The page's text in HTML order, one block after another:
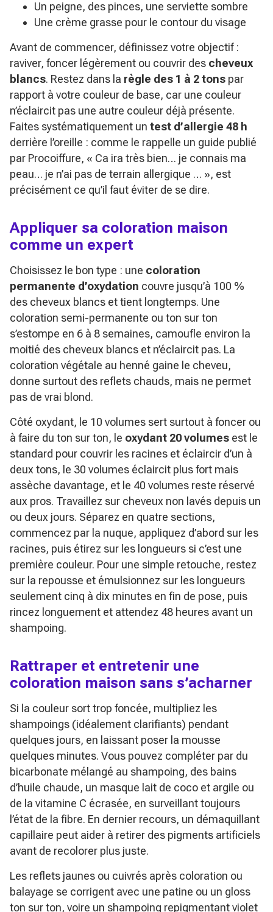
Un peigne, des pinces, une serviette sombre
Une crème grasse pour le contour du visage
Avant de commencer, définissez votre objectif :
raviver, foncer légèrement ou couvrir des cheveux
blancs. Restez dans la règle des 1 à 2 tons par
rapport à votre couleur de base, car une couleur
n’éclaircit pas une autre couleur déjà présente.
Faites systématiquement un test d’allergie 48 h
derrière l’oreille : comme le rappelle un guide publié
par Procoiffure, « Ca ira très bien… je connais ma
peau… je n’ai pas de terrain allergique … », est
précisément ce qu’il faut éviter de se dire.
Appliquer sa coloration maison
comme un expert
Choisissez le bon type : une coloration
permanente d’oxydation couvre jusqu’à 100 %
des cheveux blancs et tient longtemps. Une
coloration semi-permanente ou ton sur ton
s’estompe en 6 à 8 semaines, camoufle environ la
moitié des cheveux blancs et n’éclaircit pas. La
coloration végétale au henné gaine le cheveu,
donne surtout des reflets chauds, mais ne permet
pas de vrai blond.
Côté oxydant, le 10 volumes sert surtout à foncer ou
à faire du ton sur ton, le oxydant 20 volumes est le
standard pour couvrir les racines et éclaircir d’un à
deux tons, le 30 volumes éclaircit plus fort mais
assèche davantage, et le 40 volumes reste réservé
aux pros. Travaillez sur cheveux non lavés depuis un
ou deux jours. Séparez en quatre sections,
commencez par la nuque, appliquez d’abord sur les
racines, puis étirez sur les longueurs si c’est une
première couleur. Pour une simple retouche, restez
sur la repousse et émulsionnez sur les longueurs
seulement cinq à dix minutes en fin de pose, puis
rincez longuement et attendez 48 heures avant un
shampoing.
Rattraper et entretenir une
coloration maison sans s’acharner
Si la couleur sort trop foncée, multipliez les
shampoings (idéalement clarifiants) pendant
quelques jours, en laissant poser la mousse
quelques minutes. Vous pouvez compléter par du
bicarbonate mélangé au shampoing, des bains
d’huile chaude, un masque lait de coco et argile ou
de la vitamine C écrasée, en surveillant toujours
l’état de la fibre. En dernier recours, un démaquillant
capillaire peut aider à retirer des pigments artificiels
avant de recolorer plus juste.
Les reflets jaunes ou cuivrés après coloration ou
balayage se corrigent avec une patine ou un gloss
ton sur ton, voire un shampoing repigmentant violet